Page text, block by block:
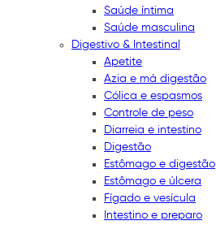
Saúde íntima
Saúde masculina
Digestivo & Intestinal
Apetite
Azia e má digestão
Cólica e espasmos
Controle de peso
Diarreia e intestino
Digestão
Estômago e digestão
Estômago e úlcera
Fígado e vesícula
Intestino e preparo